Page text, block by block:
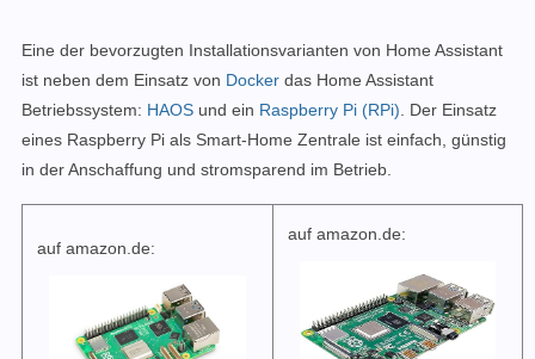
Eine der bevorzugten Installationsvarianten von Home Assistant
ist neben dem Einsatz von Docker das Home Assistant
Betriebssystem: HAOS und ein Raspberry Pi (RPi) . Der Einsatz
eines Raspberry Pi als Smart-Home Zentrale ist einfach, günstig
in der Anschaffung und stromsparend im Betrieb.
auf amazon.de:
auf amazon.de: